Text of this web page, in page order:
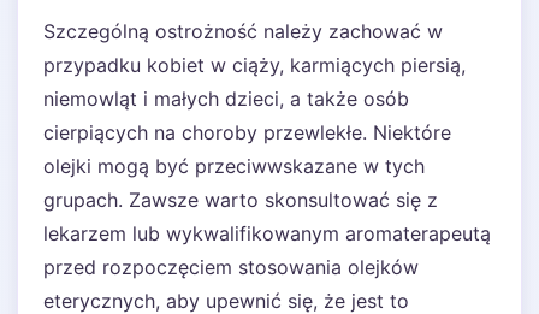
Szczególną ostrożność należy zachować w
przypadku kobiet w ciąży, karmiących piersią,
niemowląt i małych dzieci, a także osób
cierpiących na choroby przewlekłe. Niektóre
olejki mogą być przeciwwskazane w tych
grupach. Zawsze warto skonsultować się z
lekarzem lub wykwalifikowanym aromaterapeutą
przed rozpoczęciem stosowania olejków
eterycznych, aby upewnić się, że jest to